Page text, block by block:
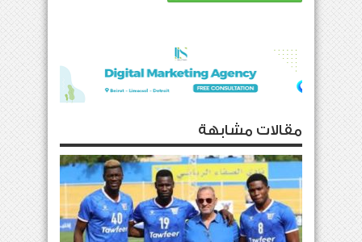
مقالات مشابهة